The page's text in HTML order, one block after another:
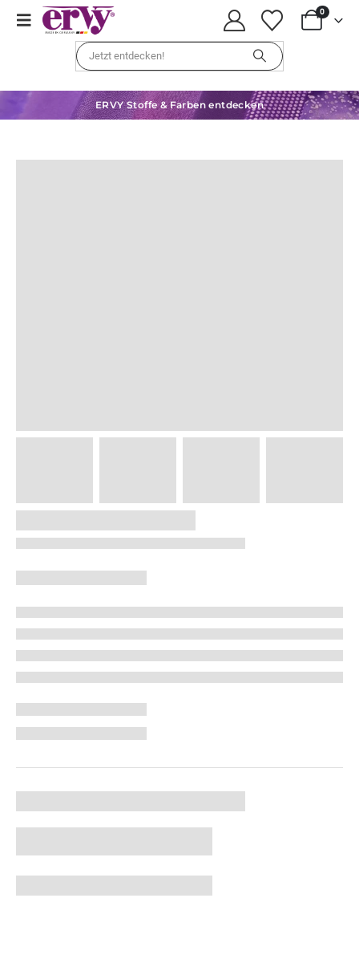
0
ERVY Stoffe & Farben entdecken